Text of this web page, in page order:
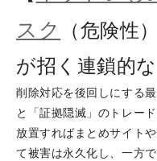
スク
（危険性
が招く連鎖的
削除対応を後回しにする
と「証拠隠滅」のトレー
放置すればまとめサイト
て被害は永久化し、一方